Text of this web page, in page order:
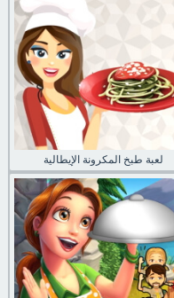
لعبة طبخ المكرونة الإيطالية